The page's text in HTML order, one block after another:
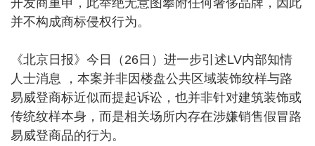
并不构成商标侵权行为。
《北京日报》今日（26日）进一步引述LV内部知情
人士消息 ，本案并非因楼盘公共区域装饰纹样与路
易威登商标近似而提起诉讼，也并非针对建筑装饰或
传统纹样本身，而是相关场所内存在涉嫌销售假冒路
易威登商品的行为。